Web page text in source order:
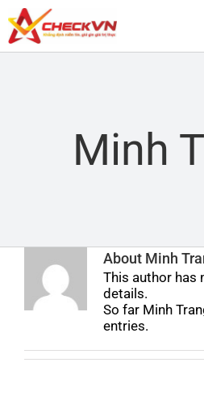
Skip
to
content
Về chúng tôi
Minh
About Minh
This author has
details.
So far Minh
entries.